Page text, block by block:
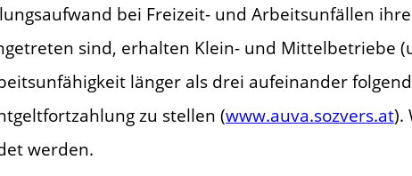
bei Freizeit- und Arbeitsunfällen
sind, erhalten Klein- und Mittelbetriebe
länger als drei aufeinander
zu stellen (www.auva.sozvers.at).
werden.